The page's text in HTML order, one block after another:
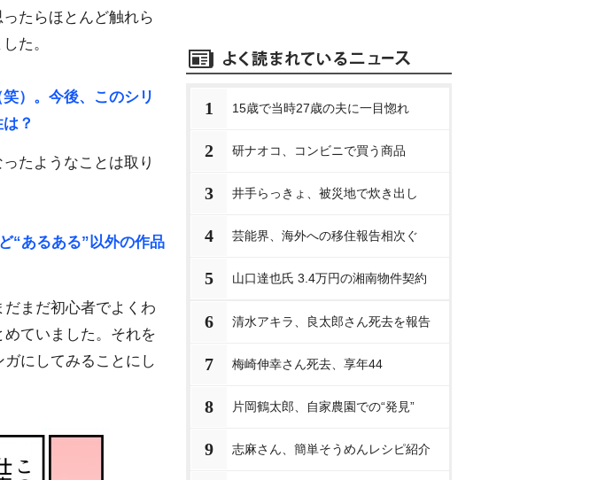
たらほとんど触れら
た。
）。今後、このシリ
？
たようなことは取り
“あるある”以外の作品
まだ初心者でよくわ
ていました。それを
にしてみることにし
1 15歳で当時27歳の夫に一目惚れ
2 研ナオコ、コンビニで買う商品
3 井手らっきょ、被災地で炊き出し
4 芸能界、海外への移住報告相次ぐ
5 山口達也氏 3.4万円の湘南物件契約
6 清水アキラ、良太郎さん死去を報告
7 梅崎伸幸さん死去、享年44
8 片岡鶴太郎、自家農園での“発見”
9 志麻さん、簡単そうめんレシピ紹介